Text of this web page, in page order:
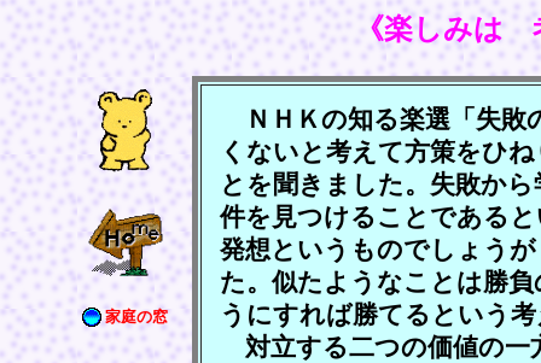
《楽しみは
家庭の窓
ＮＨＫの知る楽選「失敗
くないと考えて方策をひ
とを聞きました。失敗か
件を見つけることである
発想というものでしょう
た。似たようなことは勝
うにすれば勝てるという
対立する二つの価値の一